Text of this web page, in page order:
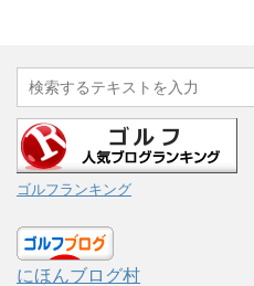
ゴルフランキング
にほんブログ村